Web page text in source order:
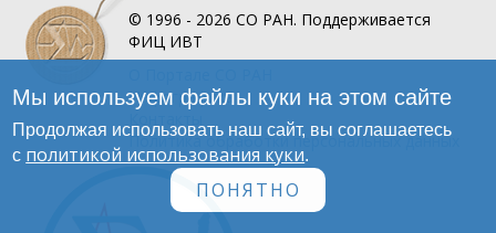
© 1996 - 2026 СО РАН. Поддерживается
ФИЦ ИВТ
Инфографика
Политика обработки персональных данных
Мы используем файлы куки на этом сайте
Продолжая использовать наш сайт, вы соглашаетесь
с политикой использования куки.
ПОНЯТНО